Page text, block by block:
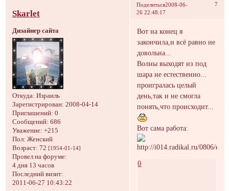
Поделиться 7
2008-06-
26 22:48:17
Skarlet
Дизайнер сайта
Откуда: Израиль
Зарегистрирован: 2008-04-14
Приглашений: 0
Сообщений: 686
Уважение: +215
Пол: Женский
Возраст: 72 [1954-01-14]
Провел на форуме:
4 дня 13 часов
Последний визит:
2011-06-27 10:43:22
Вот на конец я
закончила,и всё равно не
довольна...
Волны выходят из под
шара не естественно...
проигралась целый
день,так и не смогла
понять,что происходит...
Вот сама работа:
0